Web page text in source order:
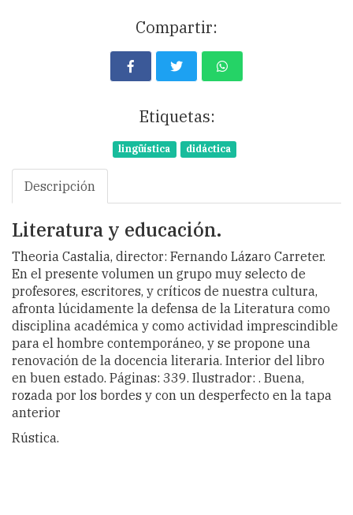
Compartir:
Etiquetas:
lingüística didáctica
Descripción
Literatura y educación.
Theoria Castalia, director: Fernando Lázaro Carreter.
En el presente volumen un grupo muy selecto de
profesores, escritores, y críticos de nuestra cultura,
afronta lúcidamente la defensa de la Literatura como
disciplina académica y como actividad imprescindible
para el hombre contemporáneo, y se propone una
renovación de la docencia literaria. Interior del libro
en buen estado. Páginas: 339. Ilustrador: . Buena,
rozada por los bordes y con un desperfecto en la tapa
anterior
Rústica.